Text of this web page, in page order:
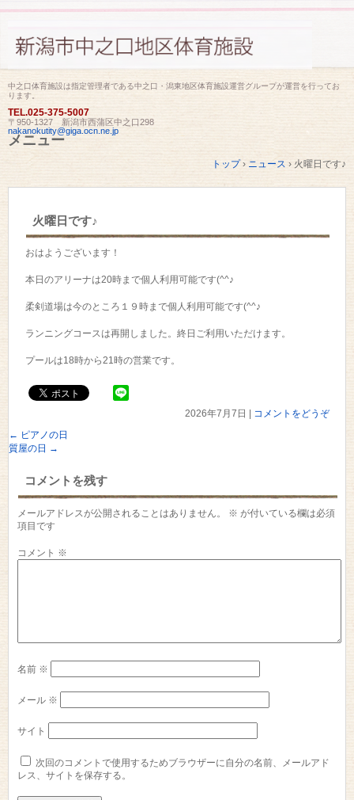
中之口体育施設は指定管理者である中之口・潟東地区体育施設運営グループが運営を行ってお
ります。
TEL.025-375-5007
〒950-1327 新潟市西蒲区中之口298
nakanokutity@giga.ocn.ne.jp
メニュー
トップ › ニュース › 火曜日です♪
火曜日です♪
おはようございます！
本日のアリーナは20時まで個人利用可能です(^^♪
柔剣道場は今のところ１９時まで個人利用可能です(^^♪
ランニングコースは再開しました。終日ご利用いただけます。
プールは18時から21時の営業です。
2026年7月7日
コメントをどうぞ
← ピアノの日
質屋の日 →
コメントを残す
メールアドレスが公開されることはありません。 ※ が付いている欄は必須
項目です
コメント ※
名前 ※
メール ※
サイト
次回のコメントで使用するためブラウザーに自分の名前、メールアド
レス、サイトを保存する。